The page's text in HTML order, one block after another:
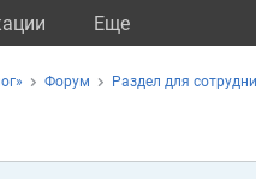
Eще
Форум Раздел для